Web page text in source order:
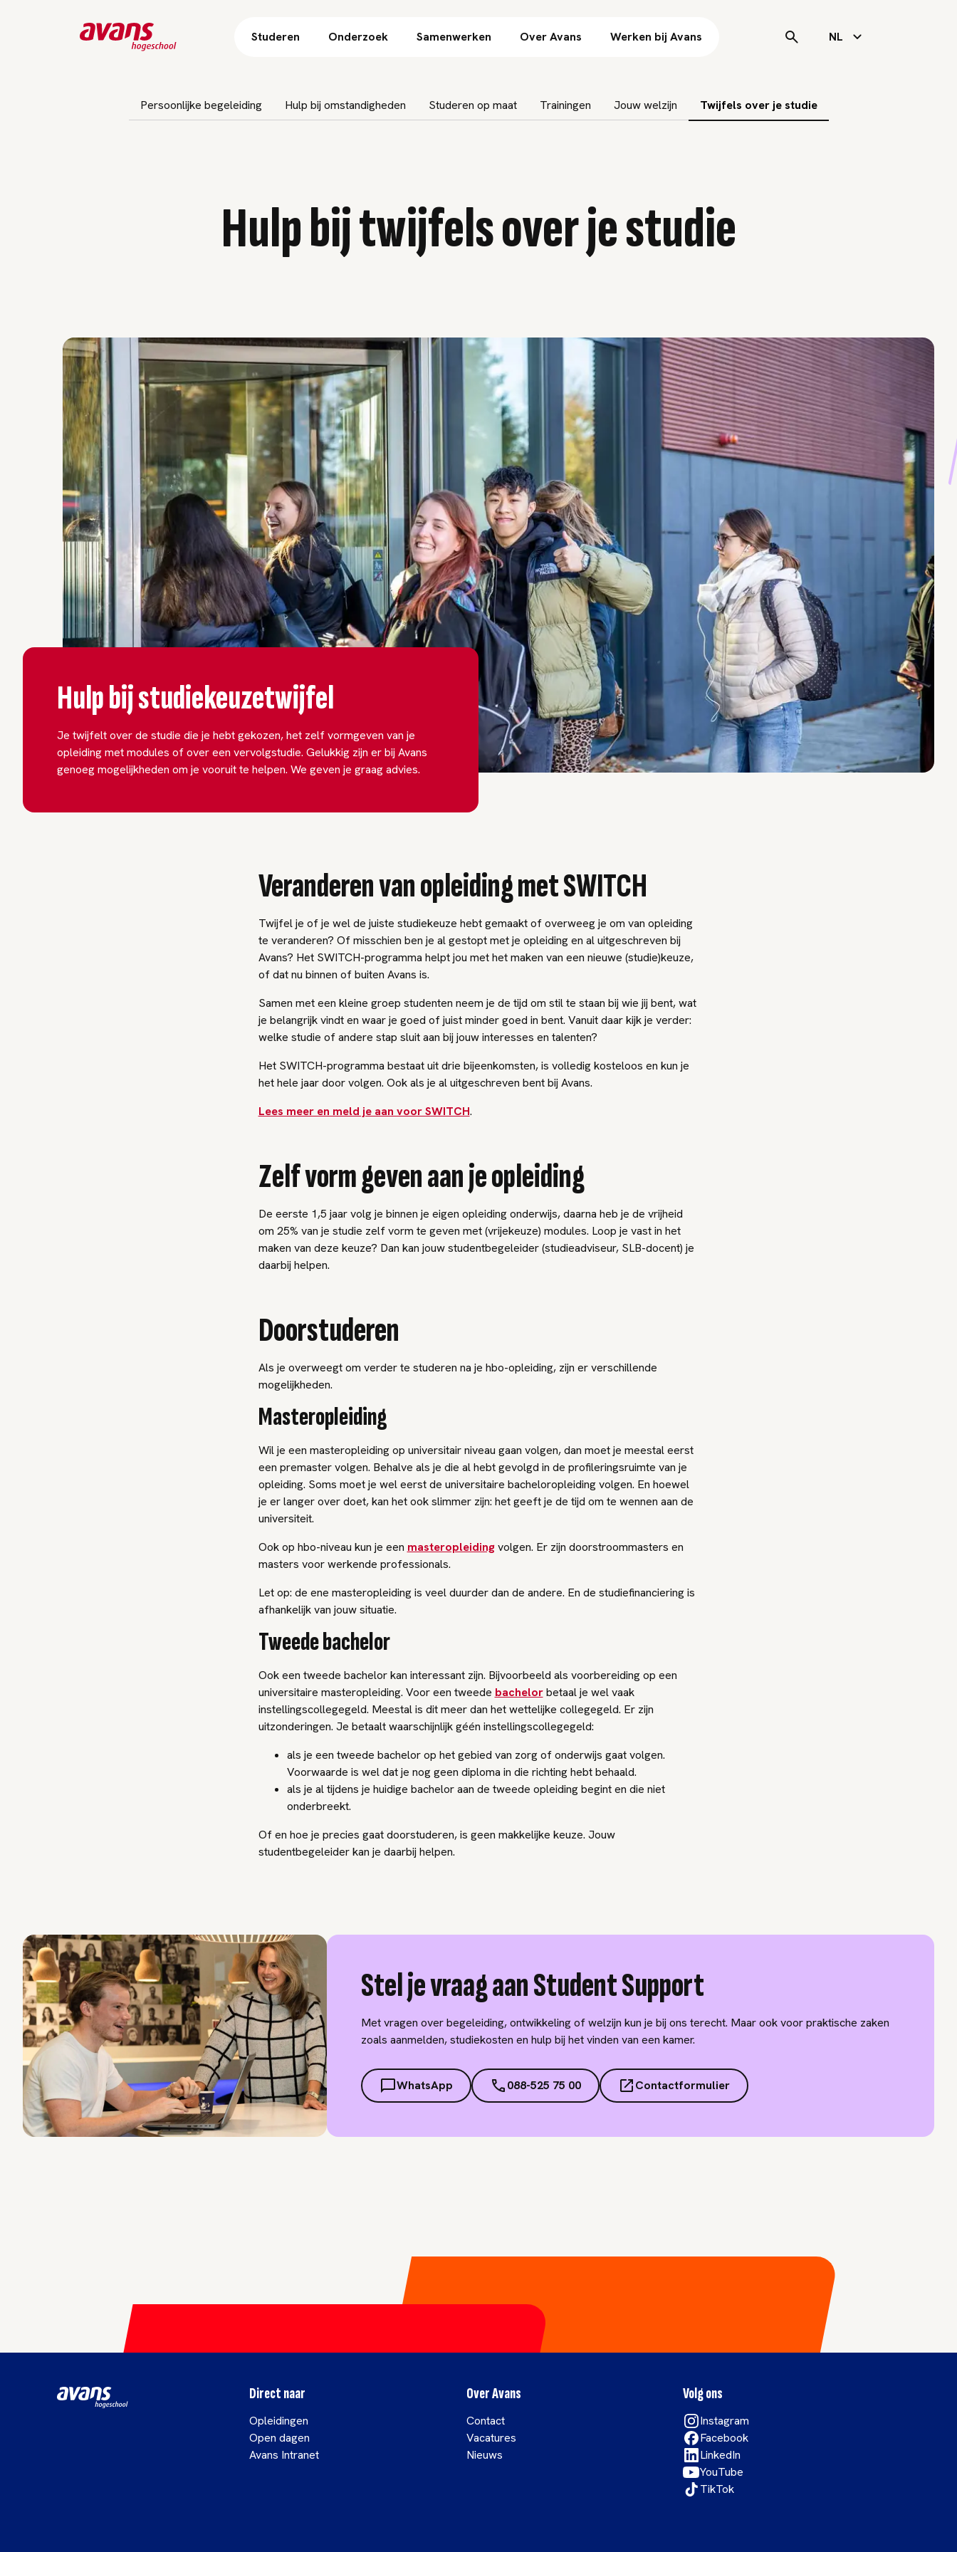
Direct naar inhoud
Studeren Onderzoek Samenwerken Over Avans Werken bij Avans NL
Persoonlijke begeleiding
Hulp bij omstandigheden Studeren op maat Trainingen Jouw welzijn Twijfels over je studie
Hulp bij twijfels over je studie
Hulp bij studiekeuzetwijfel
Je twijfelt over de studie die je hebt gekozen, het zelf vormgeven van je
opleiding met modules of over een vervolgstudie. Gelukkig zijn er bij Avans
genoeg mogelijkheden om je vooruit te helpen. We geven je graag advies.
Veranderen van opleiding met SWITCH
Twijfel je of je wel de juiste studiekeuze hebt gemaakt of overweeg je om van opleiding
te veranderen? Of misschien ben je al gestopt met je opleiding en al uitgeschreven bij
Avans? Het SWITCH-programma helpt jou met het maken van een nieuwe (studie)keuze,
of dat nu binnen of buiten Avans is.
Samen met een kleine groep studenten neem je de tijd om stil te staan bij wie jij bent, wat
je belangrijk vindt en waar je goed of juist minder goed in bent. Vanuit daar kijk je verder:
welke studie of andere stap sluit aan bij jouw interesses en talenten?
Het SWITCH-programma bestaat uit drie bijeenkomsten, is volledig kosteloos en kun je
het hele jaar door volgen. Ook als je al uitgeschreven bent bij Avans.
Lees meer en meld je aan voor SWITCH.
Zelf vorm geven aan je opleiding
De eerste 1,5 jaar volg je binnen je eigen opleiding onderwijs, daarna heb je de vrijheid
om 25% van je studie zelf vorm te geven met (vrijekeuze) modules. Loop je vast in het
maken van deze keuze? Dan kan jouw studentbegeleider (studieadviseur, SLB-docent) je
daarbij helpen.
Doorstuderen
Als je overweegt om verder te studeren na je hbo-opleiding, zijn er verschillende
mogelijkheden.
Masteropleiding
Wil je een masteropleiding op universitair niveau gaan volgen, dan moet je meestal eerst
een premaster volgen. Behalve als je die al hebt gevolgd in de profileringsruimte van je
opleiding. Soms moet je wel eerst de universitaire bacheloropleiding volgen. En hoewel
je er langer over doet, kan het ook slimmer zijn: het geeft je de tijd om te wennen aan de
universiteit.
Ook op hbo-niveau kun je een masteropleidingvolgen. Er zijn doorstroommasters en
masters voor werkende professionals.
Let op: de ene masteropleiding is veel duurder dan de andere. En de studiefinanciering is
afhankelijk van jouw situatie.
Tweede bachelor
Ook een tweede bachelor kan interessant zijn. Bijvoorbeeld als voorbereiding op een
universitaire masteropleiding. Voor een tweede bachelorbetaal je wel vaak
instellingscollegegeld. Meestal is dit meer dan het wettelijke collegegeld. Er zijn
uitzonderingen. Je betaalt waarschijnlijk géén instellingscollegegeld:
als je een tweede bachelor op het gebied van zorg of onderwijs gaat volgen.
Voorwaarde is wel dat je nog geen diploma in die richting hebt behaald.
als je al tijdens je huidige bachelor aan de tweede opleiding begint en die niet
onderbreekt.
Of en hoe je precies gaat doorstuderen, is geen makkelijke keuze. Jouw
studentbegeleider kan je daarbij helpen.
Stel je vraag aan Student Support
Met vragen over begeleiding, ontwikkeling of welzijn kun je bij ons terecht. Maar ook voor praktische zaken
zoals aanmelden, studiekosten en hulp bij het vinden van een kamer.
WhatsApp 088-525 75 00 Contactformulier
Direct naar
Opleidingen
Open dagen
Avans Intranet
Over Avans
Contact
Vacatures
Nieuws
Volg ons
Instagram
Facebook
LinkedIn
YouTube
TikTok